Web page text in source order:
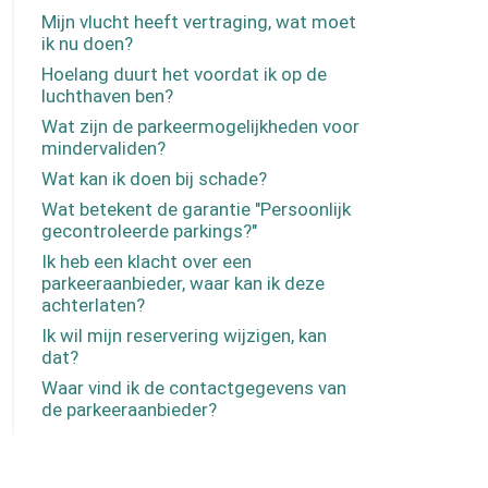
Mijn vlucht heeft vertraging, wat moet
ik nu doen?
Hoelang duurt het voordat ik op de
luchthaven ben?
Wat zijn de parkeermogelijkheden voor
mindervaliden?
Wat kan ik doen bij schade?
Wat betekent de garantie "Persoonlijk
gecontroleerde parkings?"
Ik heb een klacht over een
parkeeraanbieder, waar kan ik deze
achterlaten?
Ik wil mijn reservering wijzigen, kan
dat?
Waar vind ik de contactgegevens van
de parkeeraanbieder?